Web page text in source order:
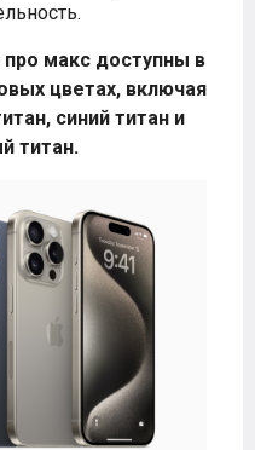
макс доступны в
цветах, включая
синий титан и
титан.